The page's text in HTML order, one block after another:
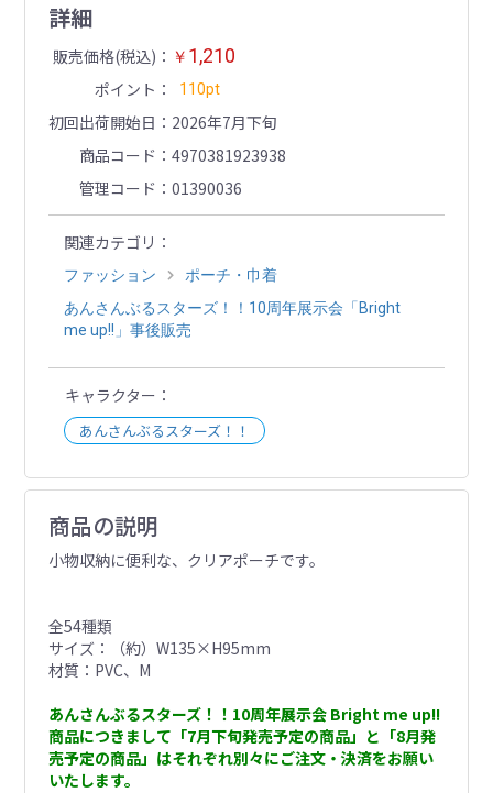
詳細
販売価格(税込) ￥ 1,210
ポイント 110pt
初回出荷開始日
2026年7月下旬
商品コード
4970381923938
管理コード
01390036
関連カテゴリ
ファッション
ポーチ・巾着
あんさんぶるスターズ！！10周年展示会「Bright
me up!!」事後販売
キャラクター
あんさんぶるスターズ！！
商品の説明
小物収納に便利な、クリアポーチです。
全54種類
サイズ：（約）W135×H95mm
材質：PVC、M
あんさんぶるスターズ！！10周年展示会 Bright me up!!
商品につきまして「7月下旬発売予定の商品」と「8月発
売予定の商品」はそれぞれ別々にご注文・決済をお願い
いたします。